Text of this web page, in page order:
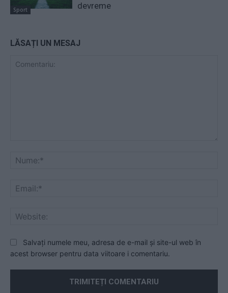
Sport
devreme
LĂSAȚI UN MESAJ
Salvați numele meu, adresa de e-mail și site-ul web în
acest browser pentru data viitoare i comentariu.